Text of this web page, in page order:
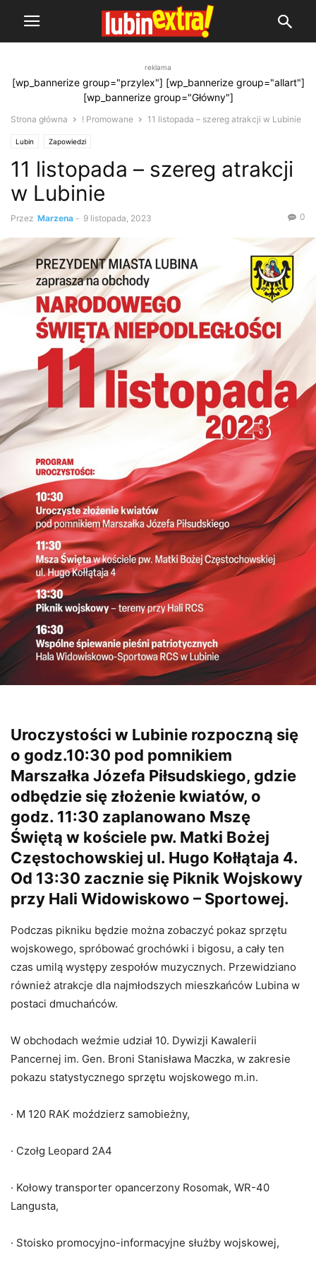
reklama
[wp_bannerize group="przylex"] [wp_bannerize group="allart"]
[wp_bannerize group="Główny"]
Strona główna ! Promowane 11 listopada – szereg atrakcji w Lubinie
Lubin Zapowiedzi
11 listopada – szereg atrakcji
w Lubinie
Przez Marzena - 9 listopada, 2023 0
Uroczystości w Lubinie rozpoczną się
o godz.10:30 pod pomnikiem
Marszałka Józefa Piłsudskiego, gdzie
odbędzie się złożenie kwiatów, o
godz. 11:30 zaplanowano Mszę
Świętą w kościele pw. Matki Bożej
Częstochowskiej ul. Hugo Kołłątaja 4.
Od 13:30 zacznie się Piknik Wojskowy
przy Hali Widowiskowo – Sportowej.
Podczas pikniku będzie można zobaczyć pokaz sprzętu
wojskowego, spróbować grochówki i bigosu, a cały ten
czas umilą występy zespołów muzycznych. Przewidziano
również atrakcje dla najmłodszych mieszkańców Lubina w
postaci dmuchańców.
W obchodach weźmie udział 10. Dywizji Kawalerii
Pancernej im. Gen. Broni Stanisława Maczka, w zakresie
pokazu statystycznego sprzętu wojskowego m.in.
· M 120 RAK moździerz samobieżny,
· Czołg Leopard 2A4
· Kołowy transporter opancerzony Rosomak, WR-40
Langusta,
· Stoisko promocyjno-informacyjne służby wojskowej,